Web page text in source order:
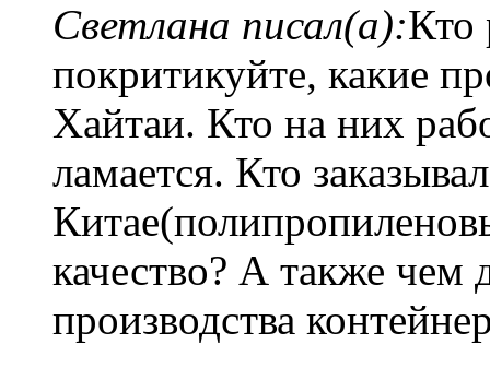
Светлана писал(а):Кто
покритикуйте, какие
Хайтаи. Кто на них
ламается. Кто
качество? А также чем
производства